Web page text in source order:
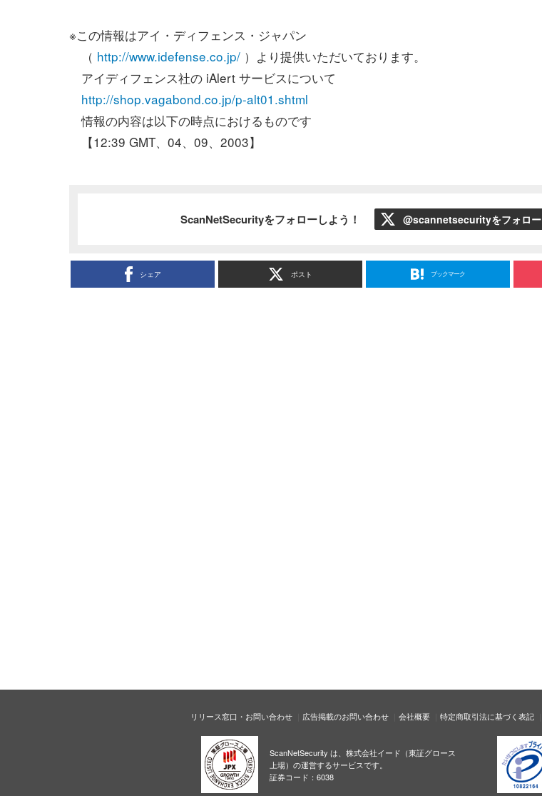
※この情報はアイ・ディフェンス・ジャパン
（ http://www.idefense.co.jp/ ）より提供いただいております。
アイディフェンス社の iAlert サービスについて
http://shop.vagabond.co.jp/p-alt01.shtml
情報の内容は以下の時点におけるものです
【12:39 GMT、04、09、2003】
ScanNetSecurityをフォローしよう！ @scannetsecurityをフォロー
シェア ポスト ブックマーク
リリース窓口・お問い合わせ 広告掲載のお問い合わせ 会社概要 特定商取引法に基づく表記
ScanNetSecurity は、株式会社イード（東証グロース
上場）の運営するサービスです。
証券コード：6038